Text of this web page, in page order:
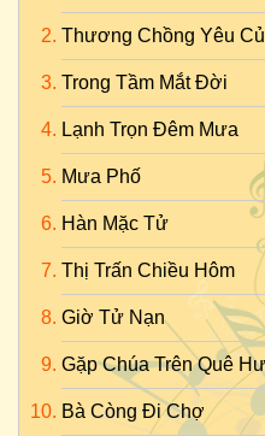
Thương Chồng Yêu
Trong Tầm Mắt Đời
Lạnh Trọn Đêm Mưa
Mưa Phố
Hàn Mặc Tử
Thị Trấn Chiều Hôm
Giờ Tử Nạn
Gặp Chúa Trên Quê
Bà Còng Đi Chợ